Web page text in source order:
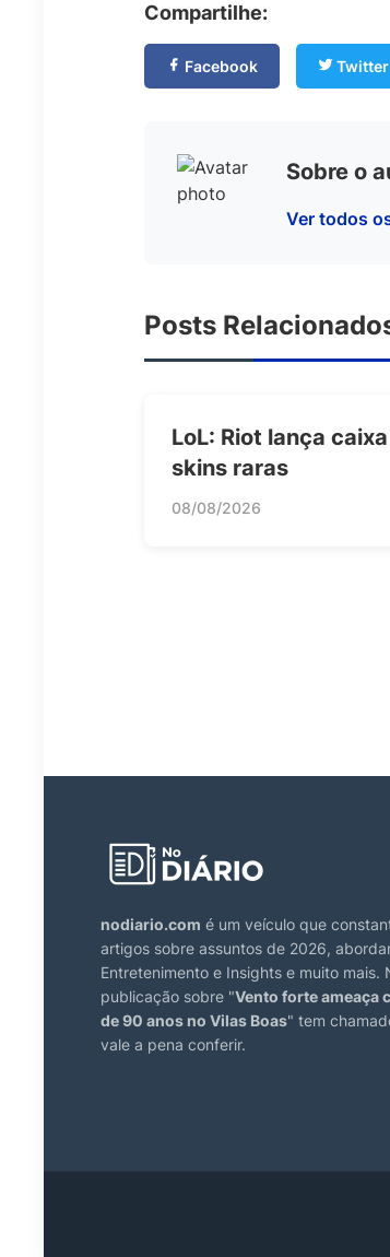
Compartilhe:
Facebook Twitter
Sobre o
Ver todos
Posts
LoL: Riot lança
skins raras
08/08/2026
nodiario.com é um veículo que
artigos sobre assuntos de 2026,
Entretenimento e Insights e muito mais.
publicação sobre "Vento forte ameaça
de 90 anos no Vilas Boas" tem
vale a pena conferir.